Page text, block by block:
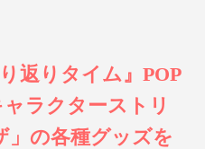
返りタイム』POP
ラクターストリ
」の各種グッズを